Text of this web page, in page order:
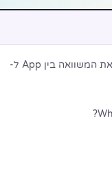
Q2 2026: 3 שינויים שמשנים את המשוואה בין App ל-